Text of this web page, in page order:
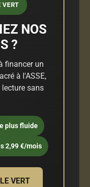
VERT
NOS
?
financer un
à l'ASSE,
sans
plus fluide
2,99 €/mois
VERT